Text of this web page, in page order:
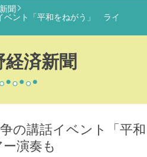
経済新聞
聞
ベント「平和をねがう」 ライ
の講話イベント「平和
演奏も